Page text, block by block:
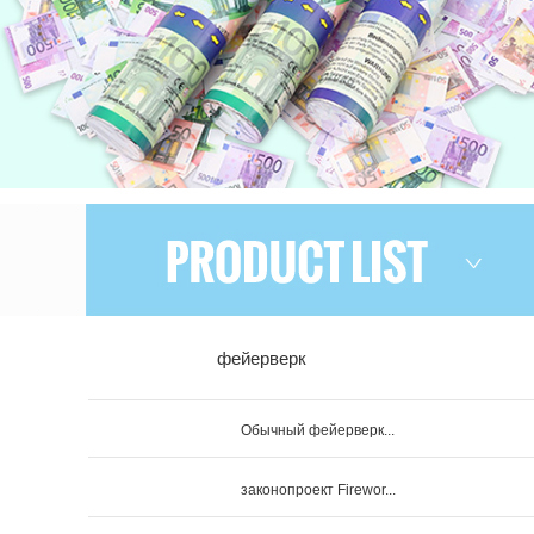
фейерверк
Обычный фейерверк...
законопроект Firewor...